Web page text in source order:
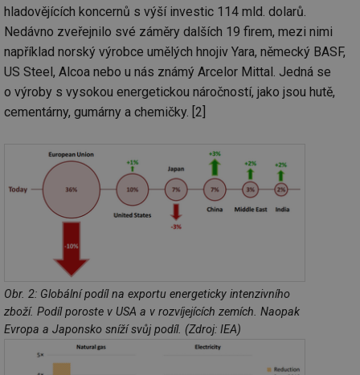
hladovějících koncernů s výší investic 114 mld. dolarů.
Nedávno zveřejnilo své záměry dalších 19 firem, mezi nimi
například norský výrobce umělých hnojiv Yara, německý BASF,
US Steel, Alcoa nebo u nás známý Arcelor Mittal. Jedná se
o výroby s vysokou energetickou náročností, jako jsou hutě,
cementárny, gumárny a chemičky. [2]
Obr. 2: Globální podíl na exportu energeticky intenzivního
zboží. Podíl poroste v USA a v rozvíjejících zemích. Naopak
Evropa a Japonsko sníží svůj podíl. (Zdroj: IEA)